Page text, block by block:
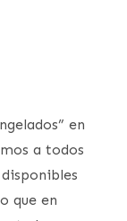
en
a todos
que en